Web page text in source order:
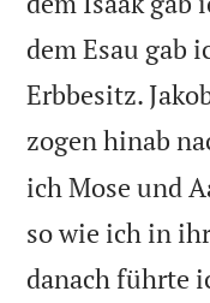
dem Esau gab
Erbbesitz.
zogen hinab
ich Mose und
so wie ich in
danach führte